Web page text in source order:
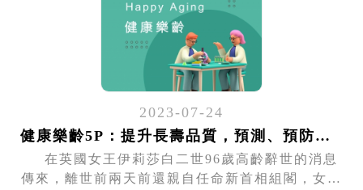
2023-07-24
健康樂齡5P：提升長壽品質，預測、預防、個人化保健、積極參與、自我健康認知
在英國女王伊莉莎白二世96歲高齡辭世的消息
傳來，離世前兩天前還親自任命新首相組閣，女王